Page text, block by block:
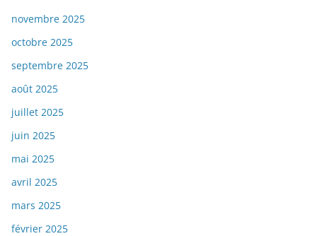
novembre 2025
octobre 2025
septembre 2025
août 2025
juillet 2025
juin 2025
mai 2025
avril 2025
mars 2025
février 2025